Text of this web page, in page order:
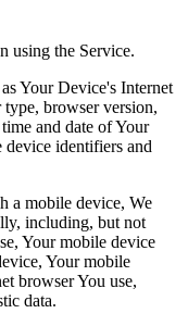
using the Service.
Your Device's Internet
type, browser version,
and date of Your
device identifiers and
a mobile device, We
including, but not
Your mobile device
Your mobile
browser You use,
data.